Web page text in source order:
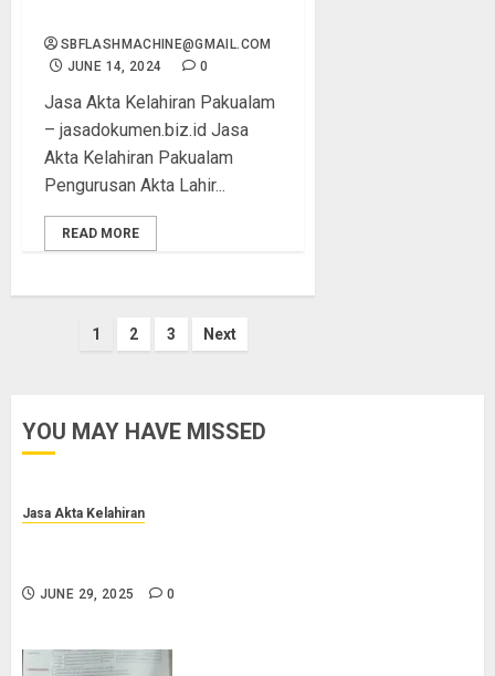
SBFLASHMACHINE@GMAIL.COM
JUNE 14, 2024
0
Jasa Akta Kelahiran Pakualam
– jasadokumen.biz.id Jasa
Akta Kelahiran Pakualam
Pengurusan Akta Lahir...
READ MORE
Posts
1 2 3 Next
YOU MAY HAVE MISSED
Jasa Akta Kelahiran
JUNE 29, 2025 0